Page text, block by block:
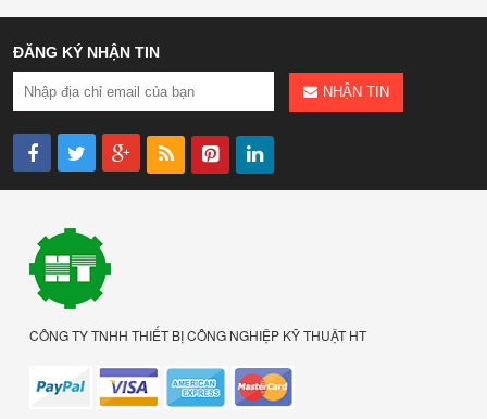
ĐĂNG KÝ NHẬN TIN
NHẬN TIN
CÔNG TY TNHH THIẾT BỊ CÔNG NGHIỆP KỸ THUẬT HT